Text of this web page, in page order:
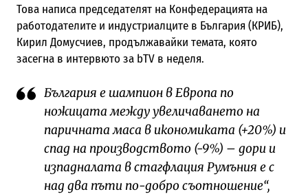
Това написа председателят на Конфедерацията на
работодателите и индустриалците в България (КРИБ),
Кирил Домусчиев, продължавайки темата, която
засегна в интервюто за bTV в неделя.
България е шампион в Европа по
ножицата между увеличаването на
паричната маса в икономиката (+20%) и
спад на производството (-9%) – дори и
изпадналата в стагфлация Румъния е с
над два пъти по-добро съотношение“,